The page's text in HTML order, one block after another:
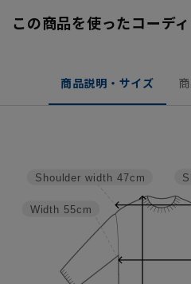
この商品を使ったコーデ
商品説明・サイズ
Width 55cm
Shoulder width 47cm